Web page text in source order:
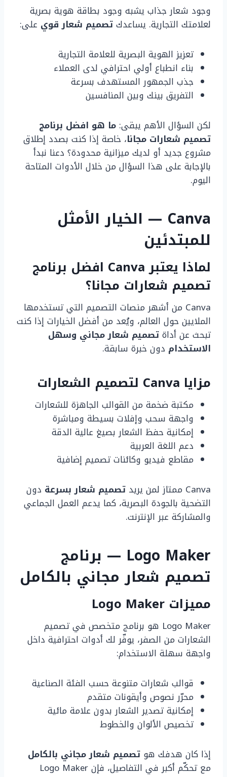
وجود شعار جذاب يشبه وجود بطاقة هوية بصرية
لعلامتك التجارية. يساعدكتصميم شعار قوي على:
تعزيز الهوية البصرية للعلامة التجارية
بناء انطباع أولي احترافي لدى العملاء
جذب الجمهور المستهدف بسرعة
التفريق بينك وبين المنافسين
لكن السؤال الأهم يبقى: ما هو افضل برنامج
تصميم شعارات مجانا، خاصة إذا كنت بصدد إطلاق
مشروع جديد أو لديك ميزانية محدودة؟ دعنا نبدأ
بالإجابة على هذا السؤال من خلال الأدوات المتاحة
اليوم.
Canva — الخيار الأمثل
للمبتدئين
لماذا يعتبر Canva افضل برنامج
تصميم شعارات مجانا؟
Canva من أشهر منصات التصميم التي تستخدمها
الملايين حول العالم، ويُعد من أفضل الخيارات إذا كنت
تبحث عن أداةتصميم شعار مجاني وسهل
الاستخدام دون خبرة سابقة.
مزايا Canva لتصميم الشعارات
مكتبة ضخمة من القوالب الجاهزة للشعارات
واجهة سحب وإفلات بسيطة ومباشرة
إمكانية حفظ الشعار بصيغ عالية الدقة
دعم اللغة العربية
مقاطع فيديو وكائنات تصميم إضافية
Canva ممتاز لمن يريد
تصميم شعار بسرعة دون
التضحية بالجودة البصرية، كما يدعم العمل الجماعي
والمشاركة عبر الإنترنت.
Logo Maker — برنامج
تصميم شعار مجاني بالكامل
مميزات Logo Maker
Logo Maker هو برنامج متخصص في تصميم
الشعارات من الصفر، يوفّر لك أدوات احترافية داخل
واجهة سهلة الاستخدام:
قوالب شعارات متنوعة حسب الفئة الصناعية
محرّر نصوص وأيقونات متقدم
إمكانية تصدير الشعار بدون علامة مائية
تخصيص الألوان والخطوط
إذا كان هدفك هو تصميم شعار مجاني بالكامل
مع تحكّم أكبر في التفاصيل، فإن Logo Maker